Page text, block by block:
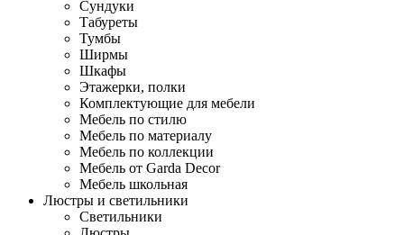
Сундуки
Табуреты
Тумбы
Ширмы
Шкафы
Этажерки, полки
Комплектующие для мебели
Мебель по стилю
Мебель по материалу
Мебель по коллекции
Мебель от Garda Decor
Мебель школьная
Люстры и светильники
Светильники